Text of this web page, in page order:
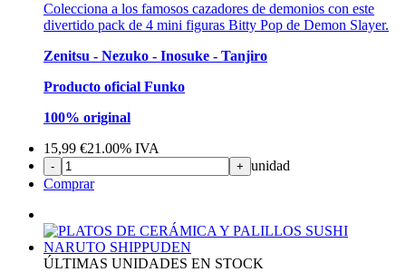
Colecciona a los famosos cazadores de demonios con este
divertido pack de 4 mini figuras Bitty Pop de Demon Slayer.
Zenitsu - Nezuko - Inosuke - Tanjiro
Producto oficial Funko
100% original
15,99 €21.00% IVA
- + unidad
Comprar
ÚLTIMAS UNIDADES EN STOCK